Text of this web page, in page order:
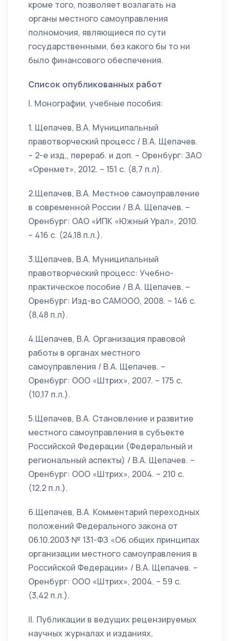
кроме того, позволяет возлагать на
органы местного самоуправления
полномочия, являющиеся по сути
государственными, без какого бы то ни
было финансового обеспечения.
Список опубликованных работ
I. Монографии, учебные пособия:
1. Щепачев, В.А. Муниципальный
правотворческий процесс / В.А. Щепачев.
– 2-е изд., перераб. и доп. – Оренбург: ЗАО
«Оренмет», 2012. – 151 с. (8,7 п.л).
2.Щепачев, В.А. Местное самоуправление
в современной России / В.А. Щепачев. –
Оренбург: ОАО «ИПК «Южный Урал», 2010.
– 416 с. (24,18 п.л.).
3.Щепачев, В.А. Муниципальный
правотворческий процесс: Учебно-
практическое пособие / В.А. Щепачев. –
Оренбург: Изд-во САМООО, 2008. – 146 с.
(8,48 п.л).
4.Щепачев, В.А. Организация правовой
работы в органах местного
самоуправления / В.А. Щепачев. –
Оренбург: ООО «Штрих», 2007. – 175 с.
(10,17 п.л.).
5.Щепачев, В.А. Становление и развитие
местного самоуправления в субъекте
Российской Федерации (Федеральный и
региональный аспекты) / В.А. Щепачев. –
Оренбург: ООО «Штрих», 2004. – 210 с.
(12,2 п.л.).
6.Щепачев, В.А. Комментарий переходных
положений Федерального закона от
06.10.2003 № 131-ФЗ «Об общих принципах
организации местного самоуправления в
Российской Федерации» / В.А. Щепачев. –
Оренбург: ООО «Штрих», 2004. – 59 с.
(3,42 п.л.).
II. Публикации в ведущих рецензируемых
научных журналах и изданиях,